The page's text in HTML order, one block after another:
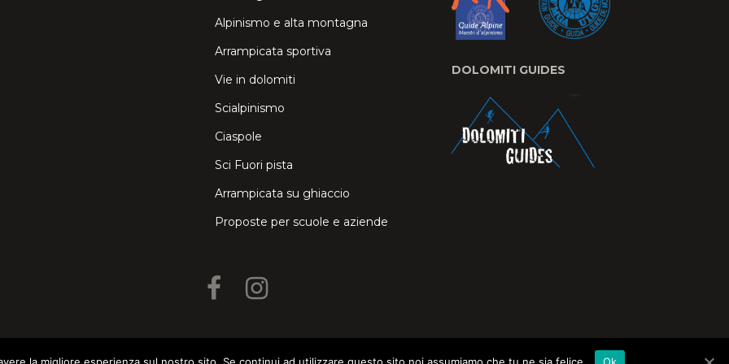
Alpinismo e alta montagna
Arrampicata sportiva
Vie in dolomiti
Scialpinismo
Ciaspole
Sci Fuori pista
Arrampicata su ghiaccio
Proposte per scuole e aziende
DOLOMITI GUIDES